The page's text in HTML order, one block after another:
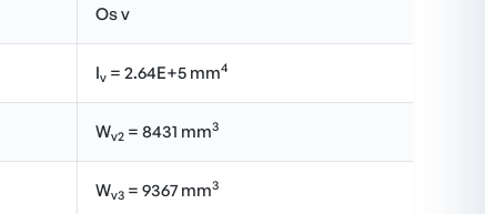
Os v
Iv = 2.64E+5 mm4
Wv2 = 8431 mm3
Wv3 = 9367 mm3